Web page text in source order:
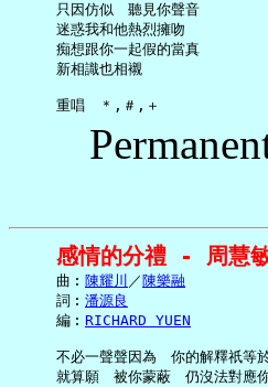
     只因仿似　聽見你聲音
     迷惑我和他熱烈擁吻
     痴想跟你一起假的當真
     新相識也相襯
感情的分禮 - 周慧
     曲︰
陳耀川 ／ 陳樂融
     詞︰
潘源良
     編︰
RICHARD YUEN
不必一聲聲因為　你的解釋祇等
就算願　被你蒙蔽　仍沒法對應